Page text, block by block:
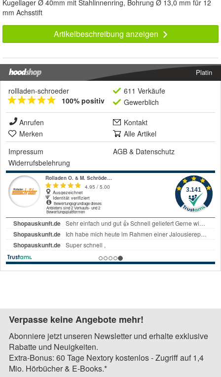
Kugellager Ø 40mm mit Stahlinnenring, Bohrung Ø 13,0 mm für 12
mm Achsstift
Artikelbeschreibung anzeigen
Platin
rollladen-schroeder
100% positiv
611 Verkäufe
Gewerblich
Anrufen
Kontakt
Merken
Alle Artikel
Impressum
AGB & Datenschutz
Widerrufsbelehrung
Verpasse keine Angebote mehr!
Abonniere jetzt unseren Newsletter und erhalte exklusive
Rabatte und Neuigkeiten.
Extra-Bonus: 60 Tage Nextory kostenlos - Zugriff auf 1,4
Mio. Hörbücher & E-Books.*